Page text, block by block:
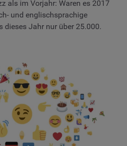
als im Vorjahr: Waren es 2017
und englischsprachige
dieses Jahr nur über 25.000.